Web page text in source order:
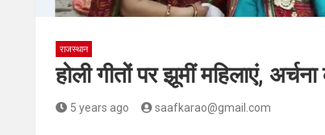
राजस्थान
होली गीतों पर झूमीं महिलाएं,
5 years ago saafkarao@gmail.com